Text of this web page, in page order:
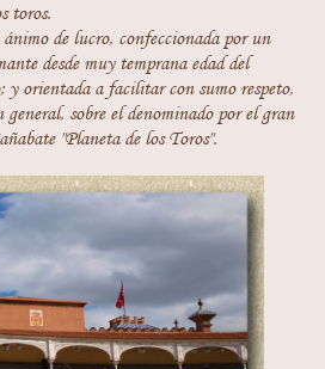
toros.
de lucro, confeccionada por un
desde muy temprana edad del
y orientada a facilitar con sumo respeto,
sobre el denominado por el gran
"Planeta de los Toros".